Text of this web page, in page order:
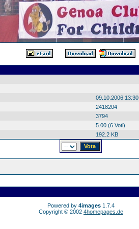
09.10.2006 13:30
2418204
3794
5.00 (6 Voti)
192.2 KB
Powered by 4images 1.7.4
Copyright © 2002 4homepages.de